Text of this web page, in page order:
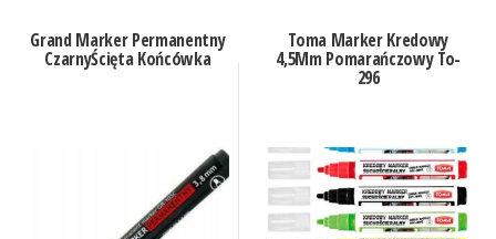
Grand Marker Permanentny
CzarnyŚcięta Końcówka
Toma Marker Kredowy
4,5Mm Pomarańczowy To-
296